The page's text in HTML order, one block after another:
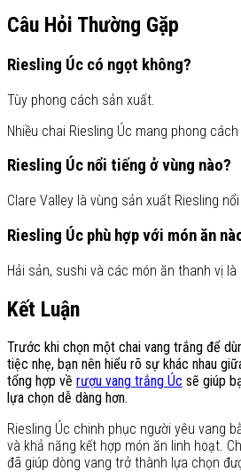
Câu Hỏi Thường Gặp
Riesling Úc có ngọt không?
Tùy phong cách sản xuất.
Nhiều chai Riesling Úc mang phong
Riesling Úc nổi tiếng ở vùng nào?
Clare Valley là vùng sản xuất Riesling
Riesling Úc phù hợp với món ăn
Hải sản, sushi và các món ăn thanh vị là
Kết Luận
Trước khi chọn một chai vang trắng để
tiệc nhẹ, bạn nên hiểu rõ sự khác nhau
tổng hợp về rượu vang trắng Úc sẽ giúp
lựa chọn dễ dàng hơn.
Riesling Úc chinh phục người yêu vang
và khả năng kết hợp món ăn linh hoạt.
đã giúp dòng vang trở thành lựa chọn